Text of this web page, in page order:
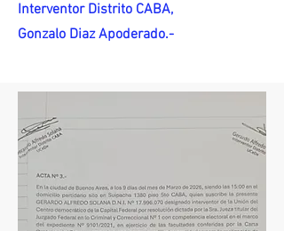
Interventor Distrito CABA,
Gonzalo Diaz Apoderado.-